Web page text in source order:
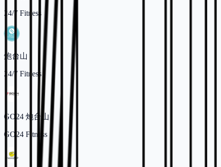
24/7 Fitness
炮台山
24/7 Fitness
GO24 炮台山
GO24 Fitness